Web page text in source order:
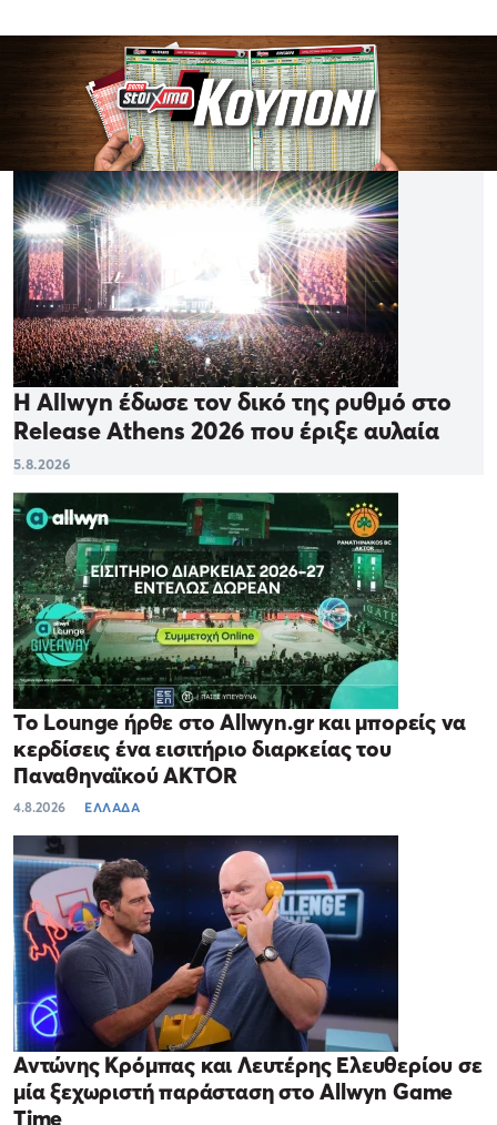
Η Allwyn έδωσε τον δικό της ρυθμό στο
Release Athens 2026 που έριξε αυλαία
5.8.2026
Το Lounge ήρθε στο Allwyn.gr και μπορείς να
κερδίσεις ένα εισιτήριο διαρκείας του
Παναθηναϊκού AKTOR
4.8.2026 ΕΛΛΑΔΑ
Αντώνης Κρόμπας και Λευτέρης Ελευθερίου σε
μία ξεχωριστή παράσταση στο Allwyn Game
Time